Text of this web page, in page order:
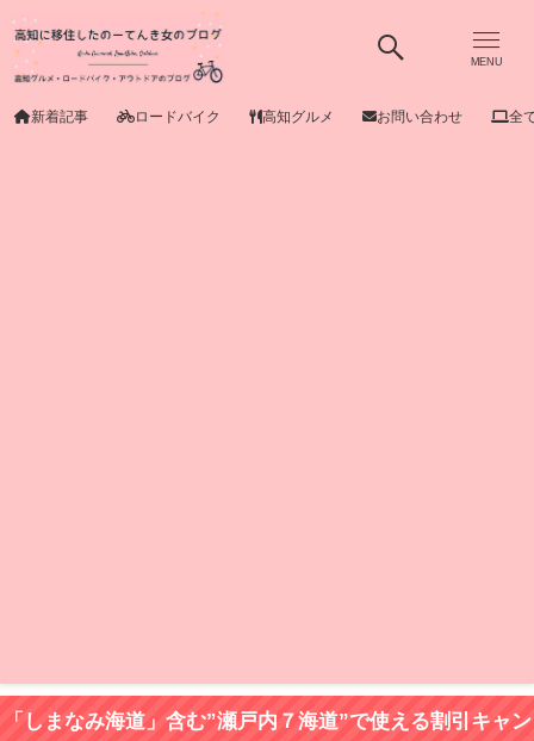
MENU
新着記事 ロードバイク 高知グルメ お問い合わせ 全
「しまなみ海道」含む”瀬戸内７海道”で使える割引キャン